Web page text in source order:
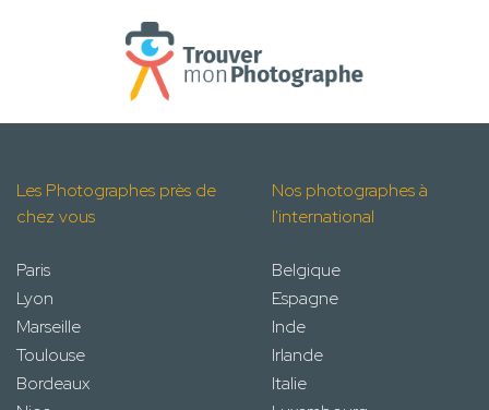
Les Photographes près de
chez vous
Paris
Lyon
Marseille
Toulouse
Bordeaux
Nos photographes à
l'international
Belgique
Espagne
Inde
Irlande
Italie